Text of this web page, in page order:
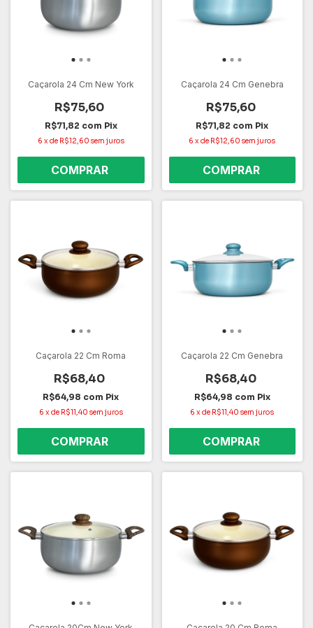
Caçarola 24 Cm New York
R$75,60
R$71,82 com Pix
6 x de R$12,60 sem juros
Caçarola 24 Cm Genebra
R$75,60
R$71,82 com Pix
6 xde R$12,60 sem juros
Caçarola 22 Cm Roma
R$68,40
R$64,98 com Pix
6 xde R$11,40 sem juros
Caçarola 22 Cm Genebra
R$68,40
R$64,98 com Pix
6 xde R$11,40 sem juros